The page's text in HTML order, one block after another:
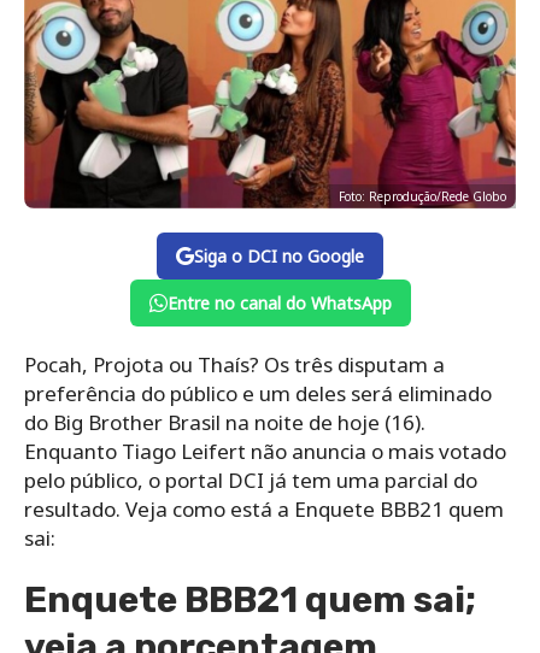
Foto: Reprodução/Rede Globo
Siga o DCI no Google
Entre no canal do WhatsApp
Pocah, Projota ou Thaís? Os três disputam a
preferência do público e um deles será eliminado
do Big Brother Brasil na noite de hoje (16).
Enquanto Tiago Leifert não anuncia o mais votado
pelo público, o portal DCI já tem uma parcial do
resultado. Veja como está a Enquete BBB21 quem
sai:
Enquete BBB21 quem sai;